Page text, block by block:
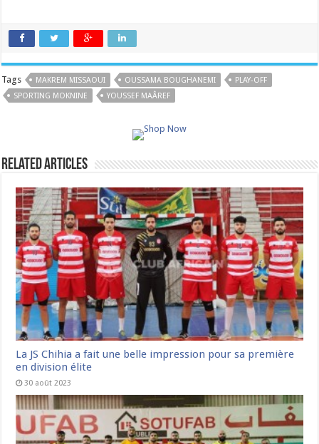
Tags MAKREM MISSAOUI OUSSAMA BOUGHANEMI
PLAY-OFF
SPORTING MOKNINE
YOUSSEF MAÂREF
Related Articles
La JS Chihia a fait une belle impression pour sa première
en division élite
30 août 2023